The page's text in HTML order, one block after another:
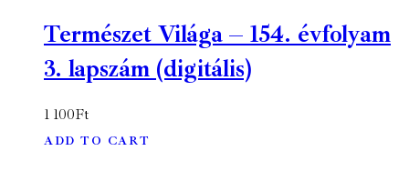
Természet Világa – 154. évfolyam
3. lapszám (digitális)
1 100Ft
ADD TO CART